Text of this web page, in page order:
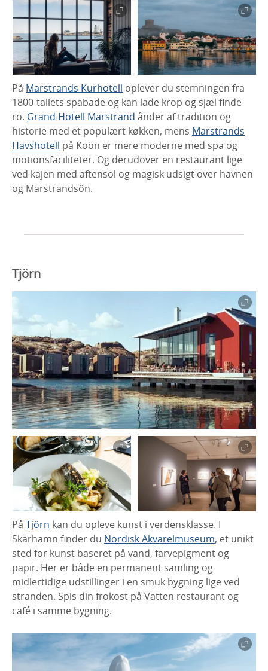
På Marstrands Kurhotell oplever du stemningen fra
1800-tallets spabade og kan lade krop og sjæl finde
ro. Grand Hotell Marstrand ånder af tradition og
historie med et populært køkken, mens Marstrands
Havshotell på Koön er mere moderne med spa og
motionsfaciliteter. Og derudover en restaurant lige
ved kajen med aftensol og magisk udsigt over havnen
og Marstrandsön.
Tjörn
På Tjörn kan du opleve kunst i verdensklasse. I
Skärhamn finder du Nordisk Akvarelmuseum, et unikt
sted for kunst baseret på vand, farvepigment og
papir. Her er både en permanent samling og
midlertidige udstillinger i en smuk bygning lige ved
stranden. Spis din frokost på Vatten restaurant og
café i samme bygning.